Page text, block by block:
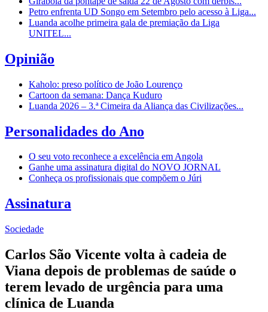
Petro enfrenta UD Songo em Setembro pelo acesso à Liga...
Luanda acolhe primeira gala de premiação da Liga
UNITEL...
Opinião
Kaholo: preso político de João Lourenço
Cartoon da semana: Dança Kuduro
Luanda 2026 – 3.ª Cimeira da Aliança das Civilizações...
Personalidades do Ano
O seu voto reconhece a excelência em Angola
Ganhe uma assinatura digital do NOVO JORNAL
Conheça os profissionais que compõem o Júri
Assinatura
Sociedade
Carlos São Vicente volta à cadeia de
Viana depois de problemas de saúde o
terem levado de urgência para uma
clínica de Luanda